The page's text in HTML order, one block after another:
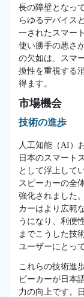
長の障壁となっ
らゆるデバイス
一されたスマー
使い勝手の悪さ
の欠如は、スマ
換性を重視する
得ます。
市場機会
技術の進歩
人工知能（AI）
日本のスマート
として浮上して
スピーカーの全
強化されました
カーはより広範
うになり、利便
までこうした技
ユーザーにとっ
これらの技術進
ピーカーが日本
力の向上です。